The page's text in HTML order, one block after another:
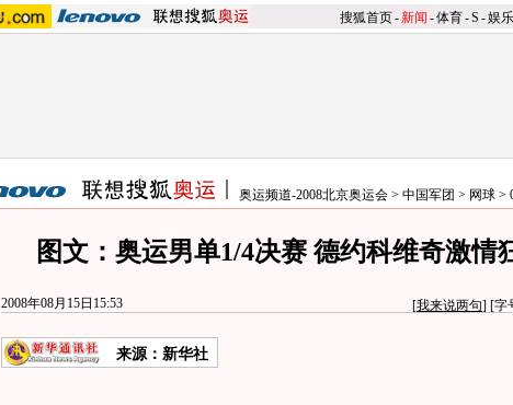
搜狐首页-新闻 -体育-S -娱乐
奥运频道-2008北京奥运会 > 中国军团 > 网球 >
图文：奥运男单1/4决赛 德约科维奇激情
2008年08月15日15:53 [我来说两句] [字
来源：新华社